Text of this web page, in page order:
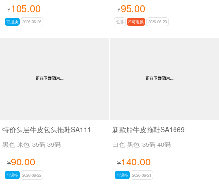
¥105.00
可退换 2026-06-26
¥95.00
包邮 不可退换 2026-06-23
特价头层牛皮包头拖鞋SA111
黑色 米色 35码-39码
¥90.00
可退换 2026-06-22
新款胎牛皮拖鞋SA1669
白色 黑色 35码-40码
¥140.00
可退换 2026-06-21